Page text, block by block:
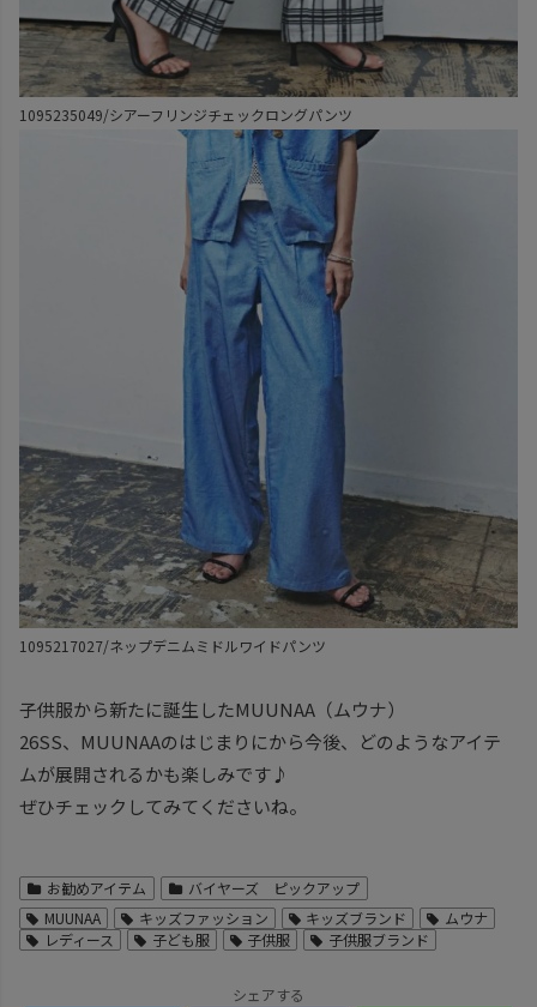
1095235049/シアーフリンジチェックロングパンツ
1095217027/ネップデニムミドルワイドパンツ
子供服から新たに誕生したMUUNAA（ムウナ）
26SS、MUUNAAのはじまりにから今後、どのようなアイテ
ムが展開されるかも楽しみです♪
ぜひチェックしてみてくださいね。
お勧めアイテム
バイヤーズ ピックアップ
MUUNAA
キッズファッション キッズブランド
ムウナ
レディース
子ども服 子供服 子供服ブランド
シェアする